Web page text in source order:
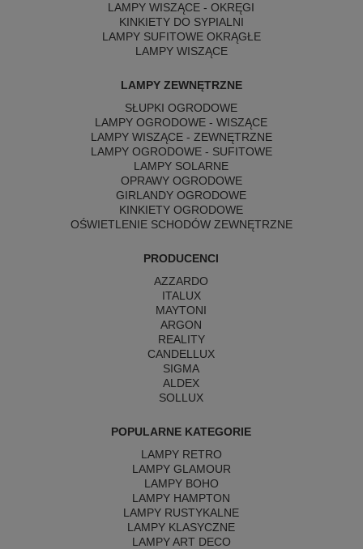
LAMPY WISZĄCE - OKRĘGI
KINKIETY DO SYPIALNI
LAMPY SUFITOWE OKRĄGŁE
LAMPY WISZĄCE
LAMPY ZEWNĘTRZNE
SŁUPKI OGRODOWE
LAMPY OGRODOWE - WISZĄCE
LAMPY WISZĄCE - ZEWNĘTRZNE
LAMPY OGRODOWE - SUFITOWE
LAMPY SOLARNE
OPRAWY OGRODOWE
GIRLANDY OGRODOWE
KINKIETY OGRODOWE
OŚWIETLENIE SCHODÓW ZEWNĘTRZNE
PRODUCENCI
AZZARDO
ITALUX
MAYTONI
ARGON
REALITY
CANDELLUX
SIGMA
ALDEX
SOLLUX
POPULARNE KATEGORIE
LAMPY RETRO
LAMPY GLAMOUR
LAMPY BOHO
LAMPY HAMPTON
LAMPY RUSTYKALNE
LAMPY KLASYCZNE
LAMPY ART DECO